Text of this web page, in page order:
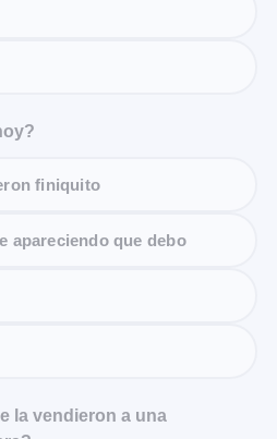
finiquito
apareciendo que debo
la vendieron a una